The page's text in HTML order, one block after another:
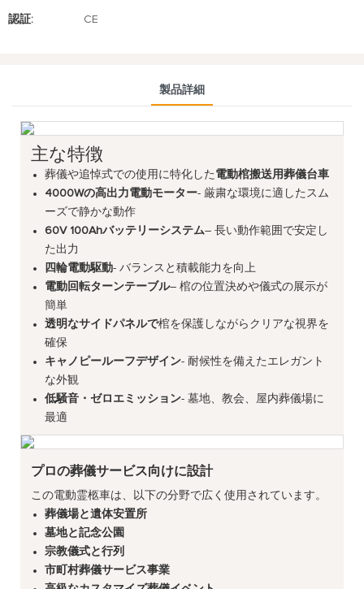
認証: CE
製品詳細
主な特徴
葬儀や追悼式での使用に特化した 電動棺搬送用葬儀台車
4000Wの高出力電動モーター- 厳粛な環境に適したスム
ーズで静かな動作
60V 100Ahバッテリーシステム– 長い動作範囲で安定し
た出力
四輪電動駆動- バランスと積載能力を向上
電動回転ターンテーブル– 棺の位置決めや儀式の展示が
簡単
透明なサイドパネルで棺を保護しながらクリアな視界を
確保
キャノピールーフデザイン- 耐候性を備えたエレガント
な外観
低騒音・ゼロエミッション- 墓地、教会、屋内葬儀場に
最適
プロの葬儀サービス向けに設計
この電動霊柩車は、以下の分野で広く使用されています。
葬儀場と遺体安置所
墓地と記念公園
宗教儀式と行列
市町村葬儀サービス事業